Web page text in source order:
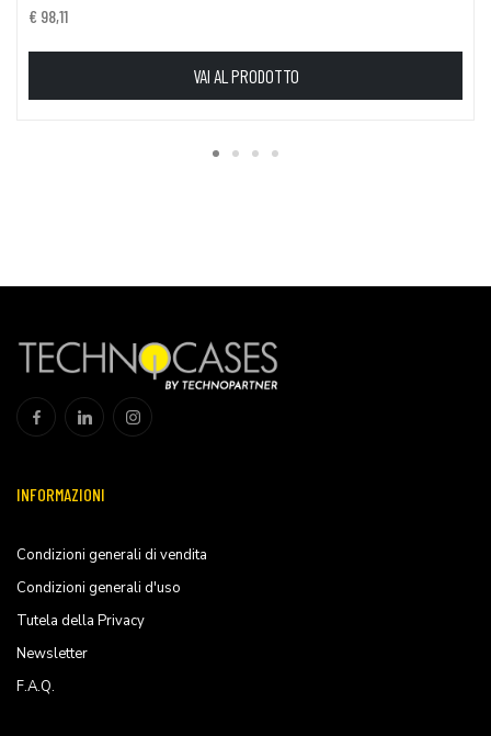
€ 98,11
VAI AL PRODOTTO
INFORMAZIONI
Condizioni generali di vendita
Condizioni generali d'uso
Tutela della Privacy
Newsletter
F.A.Q.